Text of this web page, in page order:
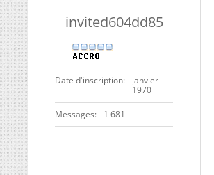
invited604dd85
Date d'inscription
janvier
1970
Messages 1 681